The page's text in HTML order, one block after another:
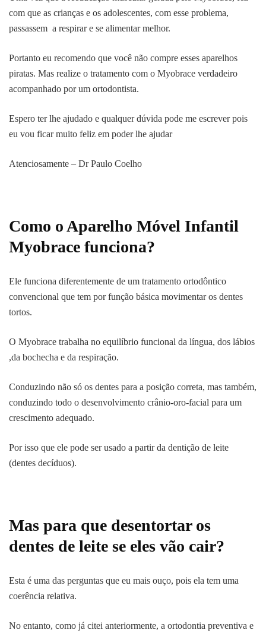
com que as crianças e os adolescentes, com esse problema,
passassem a respirar e se alimentar melhor.
Portanto eu recomendo que você não compre esses aparelhos
piratas. Mas realize o tratamento com o Myobrace verdadeiro
acompanhado por um ortodontista.
Espero ter lhe ajudado e qualquer dúvida pode me escrever pois
eu vou ficar muito feliz em poder lhe ajudar
Atenciosamente – Dr Paulo Coelho
Como o Aparelho Móvel Infantil
Myobrace funciona?
Ele funciona diferentemente de um tratamento ortodôntico
convencional que tem por função básica movimentar os dentes
tortos.
O Myobrace trabalha no equilíbrio funcional da língua, dos lábios
,da bochecha e da respiração.
Conduzindo não só os dentes para a posição correta, mas também,
conduzindo todo o desenvolvimento crânio-oro-facial para um
crescimento adequado.
Por isso que ele pode ser usado a partir da dentição de leite
(dentes decíduos).
Mas para que desentortar os
dentes de leite se eles vão cair?
Esta é uma das perguntas que eu mais ouço, pois ela tem uma
coerência relativa.
No entanto, como já citei anteriormente, a ortodontia preventiva e